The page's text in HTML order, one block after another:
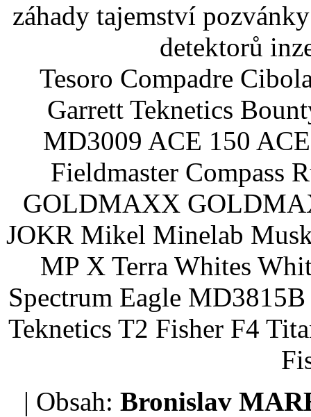
záhady tajemství
detektorů
Tesoro Compadre
Garrett Teknetics
MD3009 ACE 150
Fieldmaster Compass
GOLDMAXX
JOKR Mikel Minelab
MP X Terra Whites
Spectrum Eagle
Teknetics T2 Fisher F4
| Obsah: Bronislav